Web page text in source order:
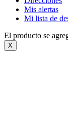
Mis alertas
Mi lista de
El producto se
X